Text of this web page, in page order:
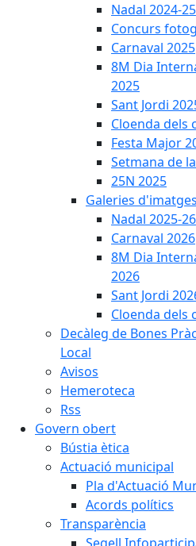
Nadal 2024-25
Concurs
Carnaval 2025
8M Dia
2025
Sant Jordi
Cloenda dels
Festa Major
Setmana de
25N 2025
Galeries
Nadal 2025-26
Carnaval 2026
8M Dia
2026
Sant Jordi
Cloenda dels
Decàleg de Bones
Local
Avisos
Hemeroteca
Rss
Govern obert
Bústia ètica
Actuació municipal
Pla d'Actuació
Acords polítics
Transparència